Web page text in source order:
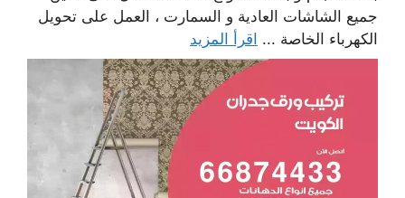
جميع الشاشات العادية و السمارت ، العمل على تحويل
الكهرباء الخاصة ... اقرأ المزيد